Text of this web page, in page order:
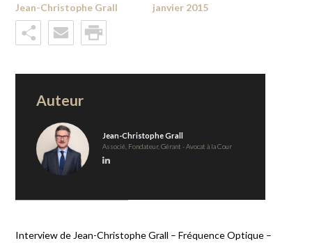
Jean-Christophe Grall janvier 2015
Auteur
Jean-Christophe Grall
Associé, Fondateur, Gérant - Avocat à la Cour
Interview de Jean-Christophe Grall – Fréquence Optique –